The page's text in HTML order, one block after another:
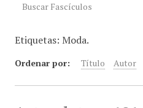
Buscar Fascículos
Etiquetas: Moda.
Ordenar por: Título Autor